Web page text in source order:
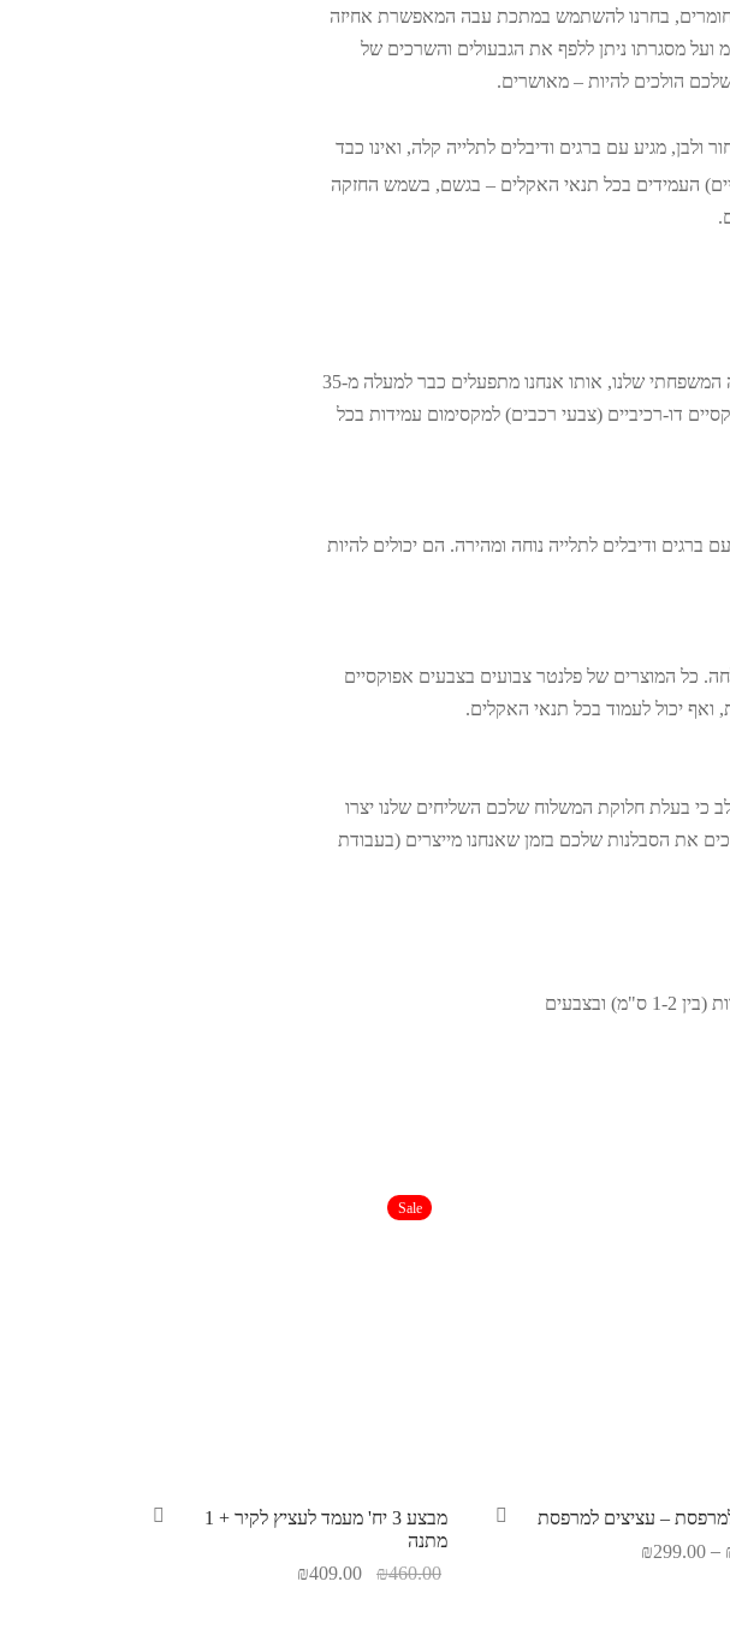
החומרים, בחרנו להשתמש במתכת עבה המאפשרת אחיזה
עציצים קלים וכבדים. ביג אליפטיק מתאים לעציצים בקוטר של 17 ס"מ ועל מסגרתו ניתן ללפף את הגבעולים והשרכים של
הולכים להיות – מאושרים.
מגיע עם ברגים ודיבלים לתלייה קלה, ואינו כבד
העמידים בכל תנאי האקלים – בגשם, בשמש החזקה
כל מעמדי העציצים של פלנטר מיוצרים בעבודת יד מלאה באהבה! בבית המלאכה המשפחתי שלנו, אותו אנחנו מתפעלים כבר למעלה מ-35
וצבועים ב-3 שכבות של צבעים אפוקסיים דו-רכיביים (צבעי רכבים) למקסימום עמידות בכל
לעציץ) מגיע עם ברגים ודיבלים לתלייה נוחה ומהירה. הם יכולים להיות
כל המוצרים של פלנטר צבועים בצבעים אפוקסיים
ואף יכול לעמוד בכל תנאי האקלים.
האספקה שלנו הינם 7-14 ימי עסקים, שימו לב כי בעלת חלוקת המשלוח שלכם השליחים שלנו יצרו
את הסבלנות שלכם בזמן שאנחנו מייצרים (בעבודת
– עציצים למרפסת
–
₪299.00
Sale
מבצע 3 יח' מעמד לעציץ לקיר + 1
מתנה
₪460.00
₪409.00